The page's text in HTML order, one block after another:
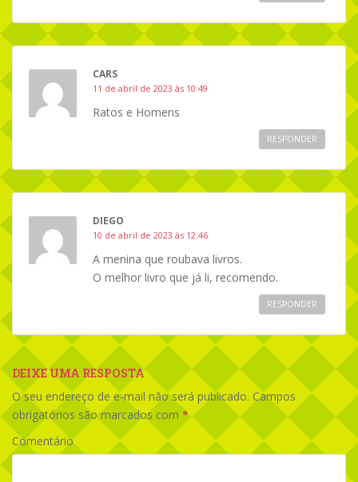
CARS
11 de abril de 2023 às 10:49
Ratos e Homens
RESPONDER
DIEGO
10 de abril de 2023 às 12:46
A menina que roubava livros.
O melhor livro que já li, recomendo.
RESPONDER
DEIXE UMA RESPOSTA
O seu endereço de e-mail não será publicado. Campos
obrigatórios são marcados com *
Comentário